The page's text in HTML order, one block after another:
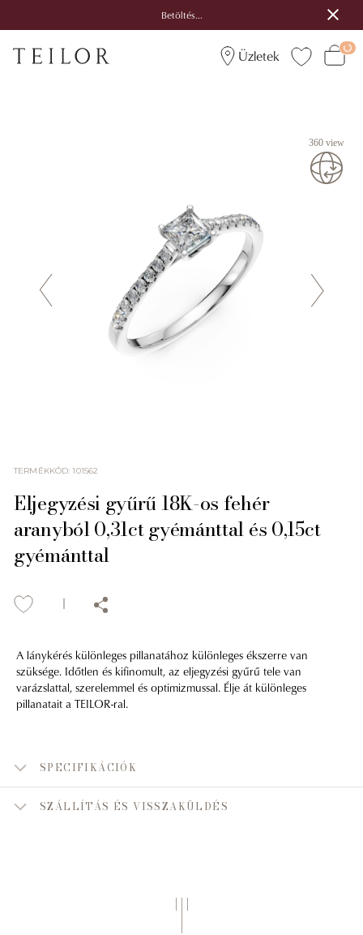
Betöltés...
Üzletek
360 view
TERMÉKKÓD:101562
Eljegyzési gyűrű 18K-os fehér
aranyból 0,31ct gyémánttal és 0,15ct
gyémánttal
A lánykérés különleges pillanatához különleges ékszerre van
szüksége. Időtlen és kifinomult, az eljegyzési gyűrű tele van
varázslattal, szerelemmel és optimizmussal. Élje át különleges
pillanatait a TEILOR-ral.
SPECIFIKÁCIÓK
SZÁLLÍTÁS ÉS VISSZAKÜLDÉS